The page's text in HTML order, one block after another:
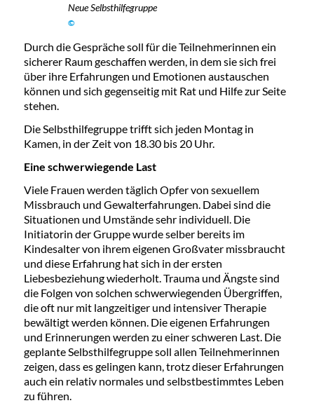
Neue Selbsthilfegruppe
©
Durch die Gespräche soll für die Teilnehmerinnen ein
sicherer Raum geschaffen werden, in dem sie sich frei
über ihre Erfahrungen und Emotionen austauschen
können und sich gegenseitig mit Rat und Hilfe zur Seite
stehen.
Die Selbsthilfegruppe trifft sich jeden Montag in
Kamen, in der Zeit von 18.30 bis 20 Uhr.
Eine schwerwiegende Last
Viele Frauen werden täglich Opfer von sexuellem
Missbrauch und Gewalterfahrungen. Dabei sind die
Situationen und Umstände sehr individuell. Die
Initiatorin der Gruppe wurde selber bereits im
Kindesalter von ihrem eigenen Großvater missbraucht
und diese Erfahrung hat sich in der ersten
Liebesbeziehung wiederholt. Trauma und Ängste sind
die Folgen von solchen schwerwiegenden Übergriffen,
die oft nur mit langzeitiger und intensiver Therapie
bewältigt werden können. Die eigenen Erfahrungen
und Erinnerungen werden zu einer schweren Last. Die
geplante Selbsthilfegruppe soll allen Teilnehmerinnen
zeigen, dass es gelingen kann, trotz dieser Erfahrungen
auch ein relativ normales und selbstbestimmtes Leben
zu führen.